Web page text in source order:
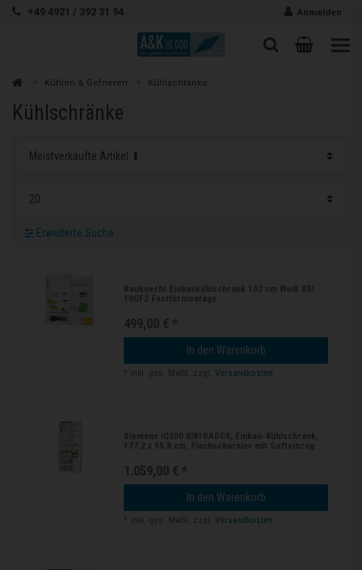
Zum Inhalt springen
+49 4921 / 392 31 94 Anmelden
Suche
Zur Kühlen & Gefrieren Kühlschränke
Kühlschränke
Erweiterte Suche
Bauknecht Einbaukühlschrank 102 cm Weiß KSI
10GF2 Festtürmontage
499,00 € *
In den Warenkorb
* inkl. ges. MwSt. zzgl.Versandkosten
Siemens iQ500 KI81RADC0, Einbau-Kühlschrank,
177.2 x 55.8 cm, Flachscharnier mit Softeinzug
1.059,00 € *
In den Warenkorb
* inkl. ges. MwSt. zzgl.Versandkosten